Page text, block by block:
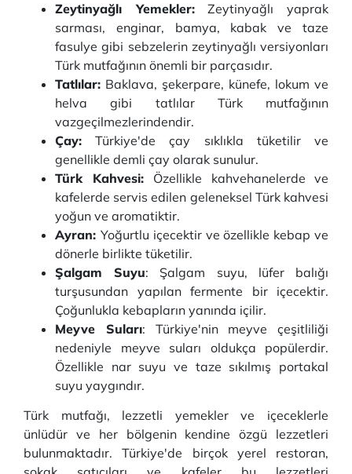
Zeytinyağlı Yemekler:Zeytinyağlı yaprak
sarması, enginar, bamya, kabak ve taze
fasulye gibi sebzelerin zeytinyağlı versiyonları
Türk mutfağının önemli bir parçasıdır.
Tatlılar: Baklava, şekerpare, künefe, lokum ve
helva gibi tatlılar Türk mutfağının
vazgeçilmezlerindendir.
Çay: Türkiye'de çay sıklıkla tüketilir ve
genellikle demli çay olarak sunulur.
Türk Kahvesi: Özellikle kahvehanelerde ve
kafelerde servis edilen geleneksel Türk kahvesi
yoğun ve aromatiktir.
Ayran: Yoğurtlu içecektir ve özellikle kebap ve
dönerle birlikte tüketilir.
Şalgam Suyu: Şalgam suyu, lüfer balığı
turşusundan yapılan fermente bir içecektir.
Çoğunlukla kebapların yanında içilir.
Meyve Suları: Türkiye'nin meyve çeşitliliği
nedeniyle meyve suları oldukça popülerdir.
Özellikle nar suyu ve taze sıkılmış portakal
suyu yaygındır.
Türk mutfağı, lezzetli yemekler ve içeceklerle
ünlüdür ve her bölgenin kendine özgü lezzetleri
bulunmaktadır. Türkiye'de birçok yerel restoran,